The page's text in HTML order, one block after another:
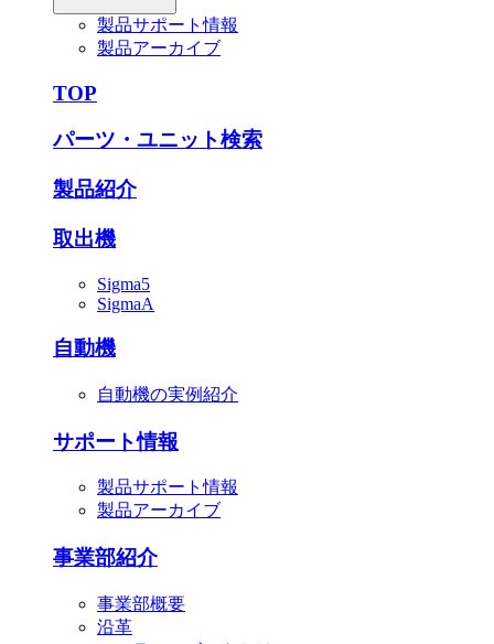
製品サポート情報
製品アーカイブ
TOP
パーツ・ユニット検索
製品紹介
取出機
Sigma5
SigmaA
自動機
自動機の実例紹介
サポート情報
製品サポート情報
製品アーカイブ
事業部紹介
事業部概要
沿革